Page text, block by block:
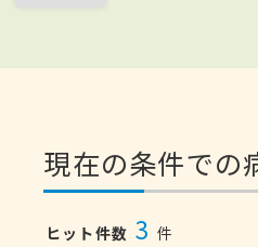
現在の条件での
ヒット件数 3 件